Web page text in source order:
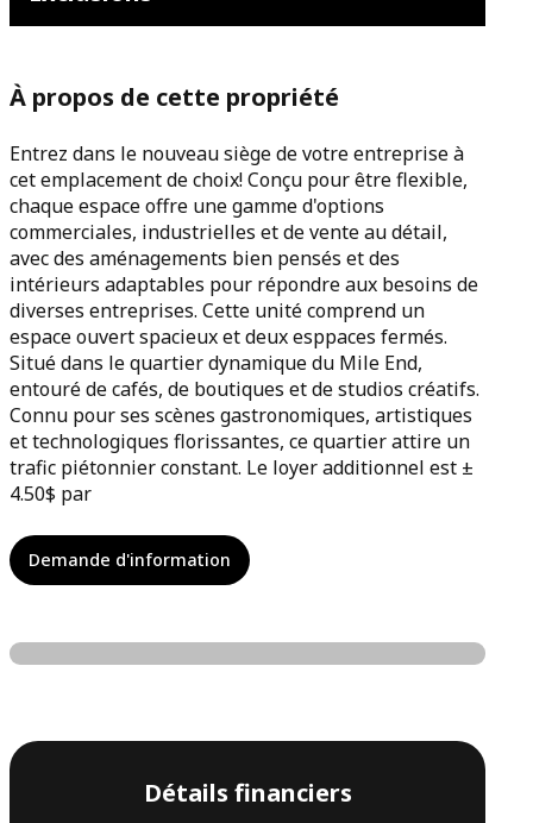
À propos de cette propriété
Entrez dans le nouveau siège de votre entreprise à
cet emplacement de choix! Conçu pour être flexible,
chaque espace offre une gamme d'options
commerciales, industrielles et de vente au détail,
avec des aménagements bien pensés et des
intérieurs adaptables pour répondre aux besoins de
diverses entreprises. Cette unité comprend un
espace ouvert spacieux et deux esppaces fermés.
Situé dans le quartier dynamique du Mile End,
entouré de cafés, de boutiques et de studios créatifs.
Connu pour ses scènes gastronomiques, artistiques
et technologiques florissantes, ce quartier attire un
trafic piétonnier constant. Le loyer additionnel est ±
4.50$ par
Demande d'information
Détails financiers